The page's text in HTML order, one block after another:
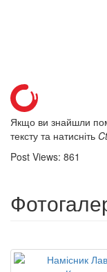
Якщо ви знайшли
тексту та натисніть
Post Views: 861